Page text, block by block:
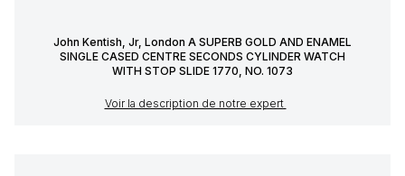
John Kentish, Jr, London A SUPERB GOLD AND ENAMEL
SINGLE CASED CENTRE SECONDS CYLINDER WATCH
WITH STOP SLIDE 1770, NO. 1073
Voir la description de notre expert